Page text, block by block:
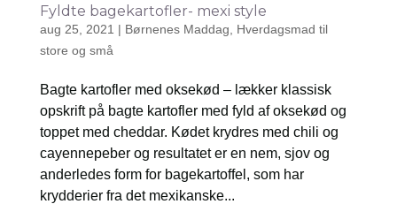
Fyldte bagekartofler- mexi style
aug 25, 2021 | Børnenes Maddag
Hverdagsmad til
store og små
Bagte kartofler med oksekød – lækker klassisk
opskrift på bagte kartofler med fyld af oksekød og
toppet med cheddar. Kødet krydres med chili og
cayennepeber og resultatet er en nem, sjov og
anderledes form for bagekartoffel, som har
krydderier fra det mexikanske...